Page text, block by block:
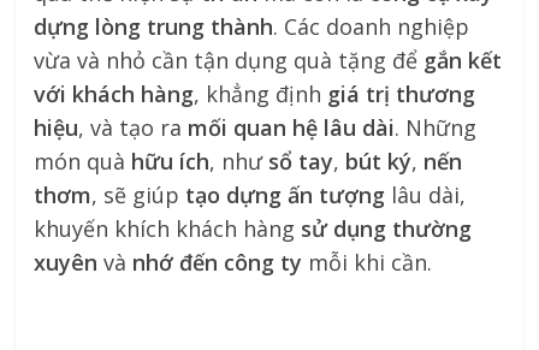
dựng lòng trung thành. Các doanh nghiệp
vừa và nhỏ cần tận dụng quà tặng để gắn kết
với khách hàng, khẳng định giá trị thương
hiệu, và tạo ra mối quan hệ lâu dài. Những
món quà hữu ích, như sổ tay, bút ký, nến
thơm, sẽ giúp tạo dựng ấn tượng lâu dài,
khuyến khích khách hàng sử dụng thường
xuyên và nhớ đến công ty mỗi khi cần.